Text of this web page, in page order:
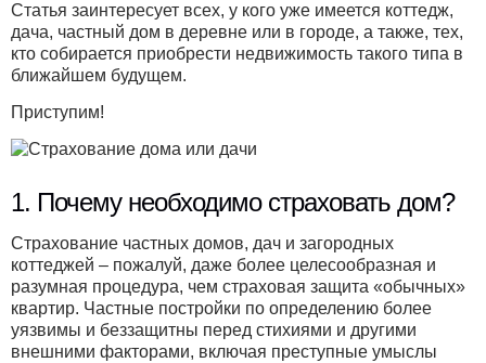
Статья заинтересует всех, у кого уже имеется коттедж,
дача, частный дом в деревне или в городе, а также, тех,
кто собирается приобрести недвижимость такого типа в
ближайшем будущем.
Приступим!
1. Почему необходимо страховать дом?
Страхование частных домов, дач и загородных
коттеджей – пожалуй, даже более целесообразная и
разумная процедура, чем страховая защита «обычных»
квартир. Частные постройки по определению более
уязвимы и беззащитны перед стихиями и другими
внешними факторами, включая преступные умыслы